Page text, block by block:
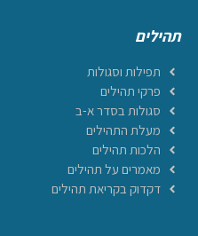
תהילים
תפילות וסגולות
פרקי תהילים
סגולות בסדר א-ב
מעלת התהילים
הלכות תהילים
מאמרים על תהילים
דקדוק בקריאת תהילים